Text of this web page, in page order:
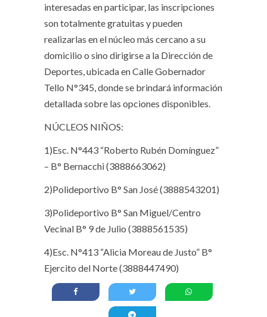
interesadas en participar, las inscripciones
son totalmente gratuitas y pueden
realizarlas en el núcleo más cercano a su
domicilio o sino dirigirse a la Dirección de
Deportes, ubicada en Calle Gobernador
Tello N°345, donde se brindará información
detallada sobre las opciones disponibles.
NÚCLEOS NIÑOS:
1)Esc. N°443 “Roberto Rubén Domínguez”
– B° Bernacchi (3888663062)
2)Polideportivo B° San José (3888543201)
3)Polideportivo B° San Miguel/Centro
Vecinal B° 9 de Julio (3888561535)
4)Esc. N°413 “Alicia Moreau de Justo” B°
Ejercito del Norte (3888447490)